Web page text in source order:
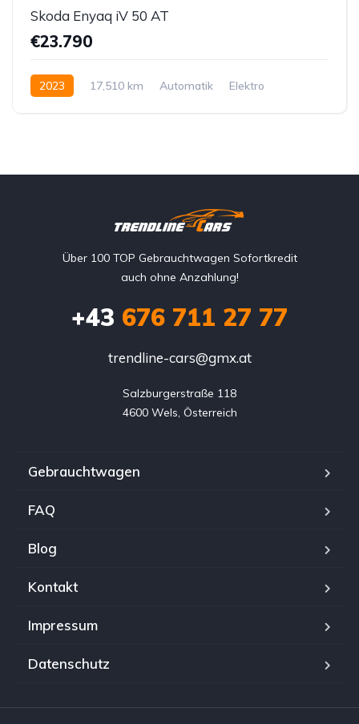
Skoda Enyaq iV 50 AT
€23.790
2023 17,510 km Automatik
Elektro
Über 100 TOP Gebrauchtwagen Sofortkredit
auch ohne Anzahlung!
+43 676 711 27 77
trendline-cars@gmx.at
Salzburgerstraße 118
4600 Wels, Österreich
Gebrauchtwagen
FAQ
Blog
Kontakt
Impressum
Datenschutz